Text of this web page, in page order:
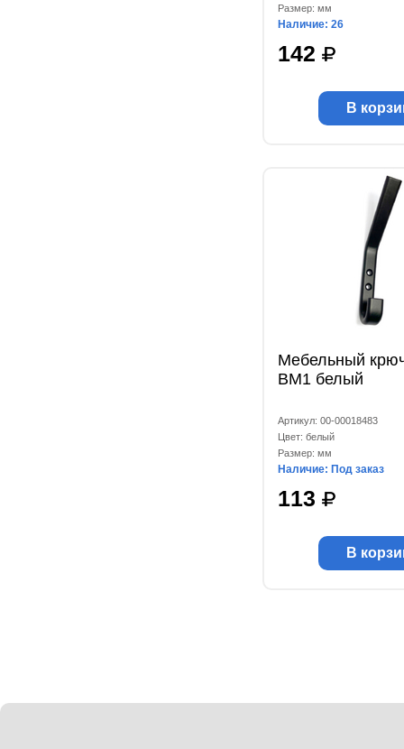
Размер: мм
Наличие: 26
142
В
Мебельный
ВМ1 белый
Артикул: 00-00018483
Цвет: белый
Размер: мм
Наличие: Под заказ
113
В